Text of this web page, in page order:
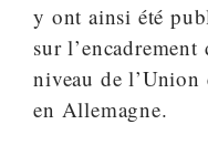
y ont ainsi été
sur
niveau de l’Union
en Allemagne.